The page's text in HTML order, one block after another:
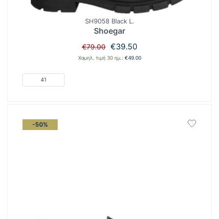
SH9058 Black L.
Shoegar
€79.00
Original
price
€39.50Η
τρέχουσα
Χαμηλ. τιμή 30 ημ.: €49.00
41
-50%